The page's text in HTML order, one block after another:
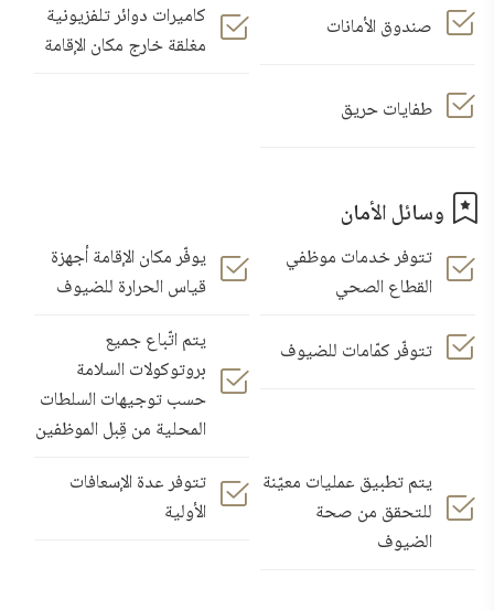
صندوق الأمانات
كاميرات دوائر تلفزيونية
مغلقة خارج مكان الإقامة
طفايات حريق
وسائل الأمان
تتوفر خدمات موظفي
القطاع الصحي
يوفّر مكان الإقامة أجهزة
قياس الحرارة للضيوف
تتوفّر كمّامات للضيوف
يتم اتّباع جميع
بروتوكولات السلامة
حسب توجيهات السلطات
المحلية من قِبل الموظفين
يتم تطبيق عمليات معيّنة
للتحقق من صحة
الضيوف
تتوفر عدة الإسعافات
الأولية